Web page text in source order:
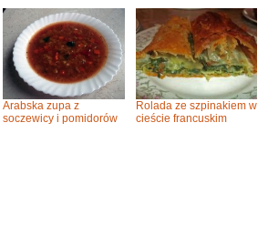
Arabska zupa z
soczewicy i pomidorów
Rolada ze szpinakiem w
cieście francuskim